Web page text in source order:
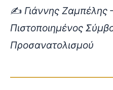
✍️ Γιάννης Ζαμπέλης
Πιστοποιημένος
Προσανατολισμού